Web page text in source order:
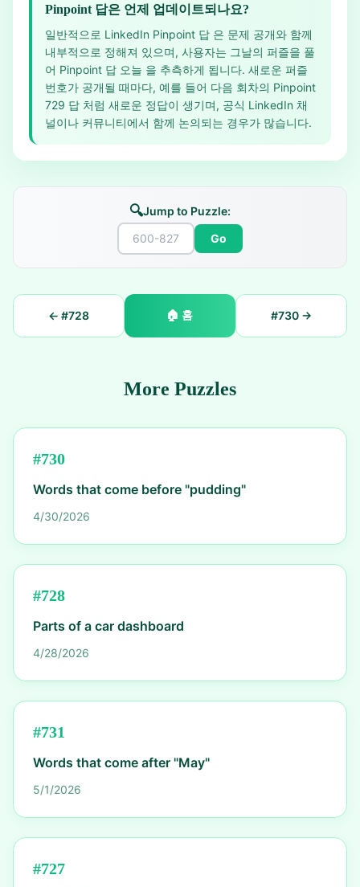
Pinpoint 답은 언제 업데이트되나요?
일반적으로 LinkedIn Pinpoint 답 은 문제 공개와 함께
내부적으로 정해져 있으며, 사용자는 그날의 퍼즐을 풀
어 Pinpoint 답 오늘 을 추측하게 됩니다. 새로운 퍼즐
번호가 공개될 때마다, 예를 들어 다음 회차의 Pinpoint
729 답 처럼 새로운 정답이 생기며, 공식 LinkedIn 채
널이나 커뮤니티에서 함께 논의되는 경우가 많습니다.
🔍Jump to Puzzle:
Go
← #728 🏠 홈 #730→
More Puzzles
#730
Words that come before "pudding"
4/30/2026
#728
Parts of a car dashboard
4/28/2026
#731
Words that come after "May"
5/1/2026
#727